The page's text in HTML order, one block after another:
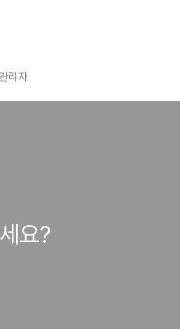
리자
요?